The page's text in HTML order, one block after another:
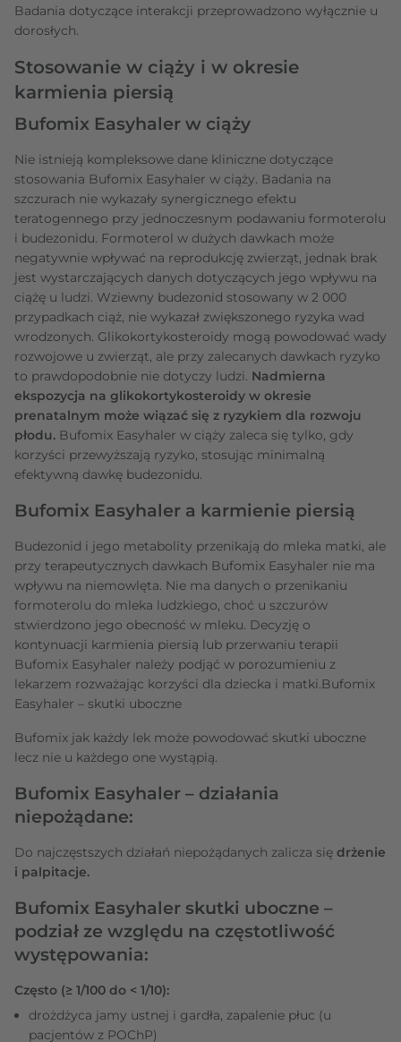
Badania dotyczące interakcji przeprowadzono wyłącznie u
dorosłych.
Stosowanie w ciąży i w okresie
karmienia piersią
Bufomix Easyhaler w ciąży
Nie istnieją kompleksowe dane kliniczne dotyczące
stosowania Bufomix Easyhaler w ciąży. Badania na
szczurach nie wykazały synergicznego efektu
teratogennego przy jednoczesnym podawaniu formoterolu
i budezonidu. Formoterol w dużych dawkach może
negatywnie wpływać na reprodukcję zwierząt, jednak brak
jest wystarczających danych dotyczących jego wpływu na
ciążę u ludzi. Wziewny budezonid stosowany w 2 000
przypadkach ciąż, nie wykazał zwiększonego ryzyka wad
wrodzonych. Glikokortykosteroidy mogą powodować wady
rozwojowe u zwierząt, ale przy zalecanych dawkach ryzyko
to prawdopodobnie nie dotyczy ludzi. Nadmierna
ekspozycja na glikokortykosteroidy w okresie
prenatalnym może wiązać się z ryzykiem dla rozwoju
płodu. Bufomix Easyhaler w ciąży zaleca się tylko, gdy
korzyści przewyższają ryzyko, stosując minimalną
efektywną dawkę budezonidu.
Bufomix Easyhaler a karmienie piersią
Budezonid i jego metabolity przenikają do mleka matki, ale
przy terapeutycznych dawkach Bufomix Easyhaler nie ma
wpływu na niemowlęta. Nie ma danych o przenikaniu
formoterolu do mleka ludzkiego, choć u szczurów
stwierdzono jego obecność w mleku. Decyzję o
kontynuacji karmienia piersią lub przerwaniu terapii
Bufomix Easyhaler należy podjąć w porozumieniu z
lekarzem rozważając korzyści dla dziecka i matki.Bufomix
Easyhaler – skutki uboczne
Bufomix jak każdy lek może powodować skutki uboczne
lecz nie u każdego one wystąpią.
Bufomix Easyhaler – działania
niepożądane:
Do najczęstszych działań niepożądanych zalicza się drżenie
i palpitacje.
Bufomix Easyhaler skutki uboczne –
podział ze względu na częstotliwość
występowania:
Często (≥ 1/100 do < 1/10):
drożdżyca jamy ustnej i gardła, zapalenie płuc (u
pacjentów z POChP)